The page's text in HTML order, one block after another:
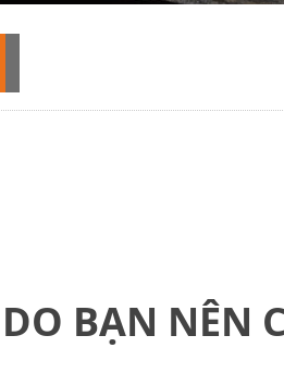
BẠN NÊN